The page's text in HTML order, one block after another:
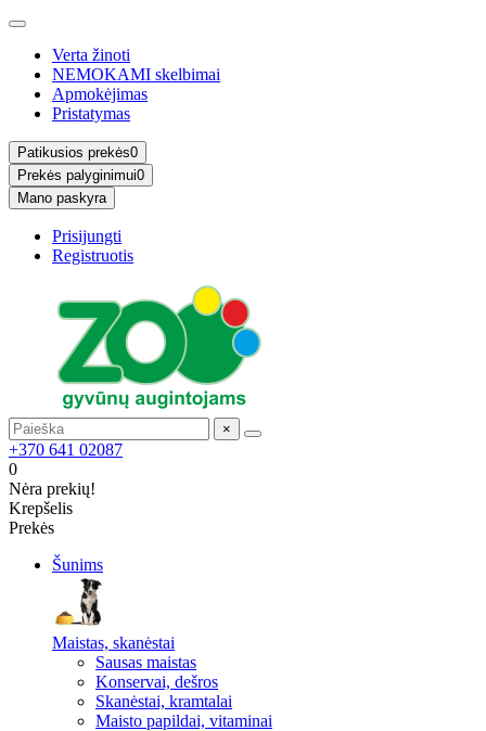
Verta žinoti
NEMOKAMI skelbimai
Apmokėjimas
Pristatymas
Patikusios prekės0
Prekės palyginimui0
Mano paskyra
Prisijungti
Registruotis
×
+370 641 02087
0
Nėra prekių!
Krepšelis
Prekės
Šunims
Maistas, skanėstai
Sausas maistas
Konservai, dešros
Skanėstai, kramtalai
Maisto papildai, vitaminai